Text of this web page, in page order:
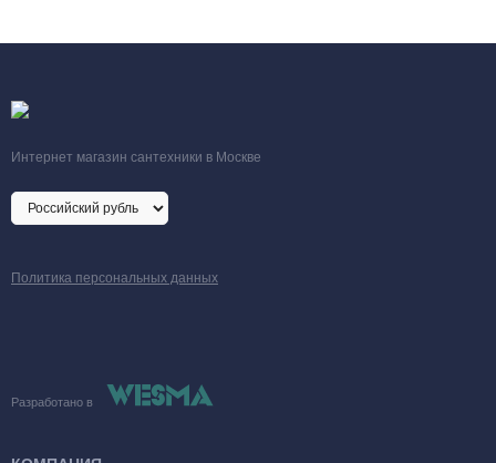
Интернет магазин сантехники в Москве
Политика персональных данных
Разработано в